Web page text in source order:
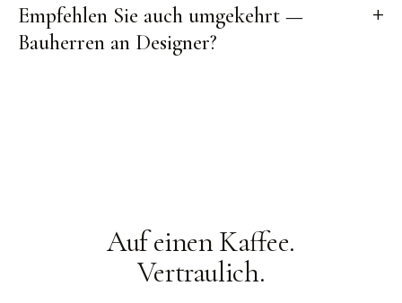
Empfehlen Sie auch umgekehrt —
Bauherren an Designer?
Auf einen Kaffee.
Vertraulich.